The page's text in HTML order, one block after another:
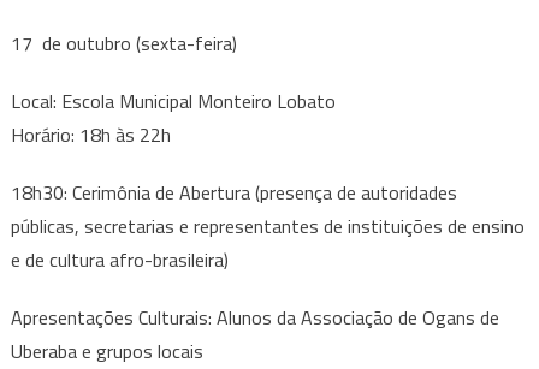
17 de outubro (sexta-feira)
Local: Escola Municipal Monteiro Lobato
Horário: 18h às 22h
18h30: Cerimônia de Abertura (presença de autoridades
públicas, secretarias e representantes de instituições de ensino
e de cultura afro-brasileira)
Apresentações Culturais: Alunos da Associação de Ogans de
Uberaba e grupos locais